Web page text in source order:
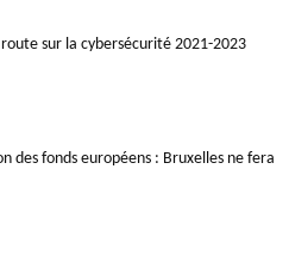
sur la cybersécurité 2021-2023
des fonds européens : Bruxelles ne fera